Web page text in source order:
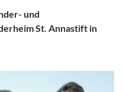
und
St. Annastift in